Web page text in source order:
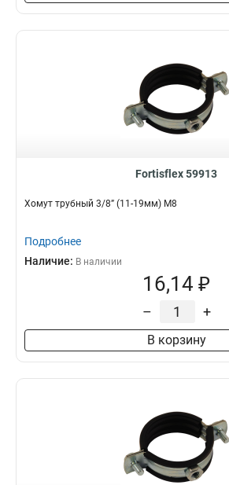
Fortisflex 59913
Хомут трубный 3/8” (11-19мм) М8
Подробнее
Наличие: В наличии
16,14 ₽
– +
В корзину